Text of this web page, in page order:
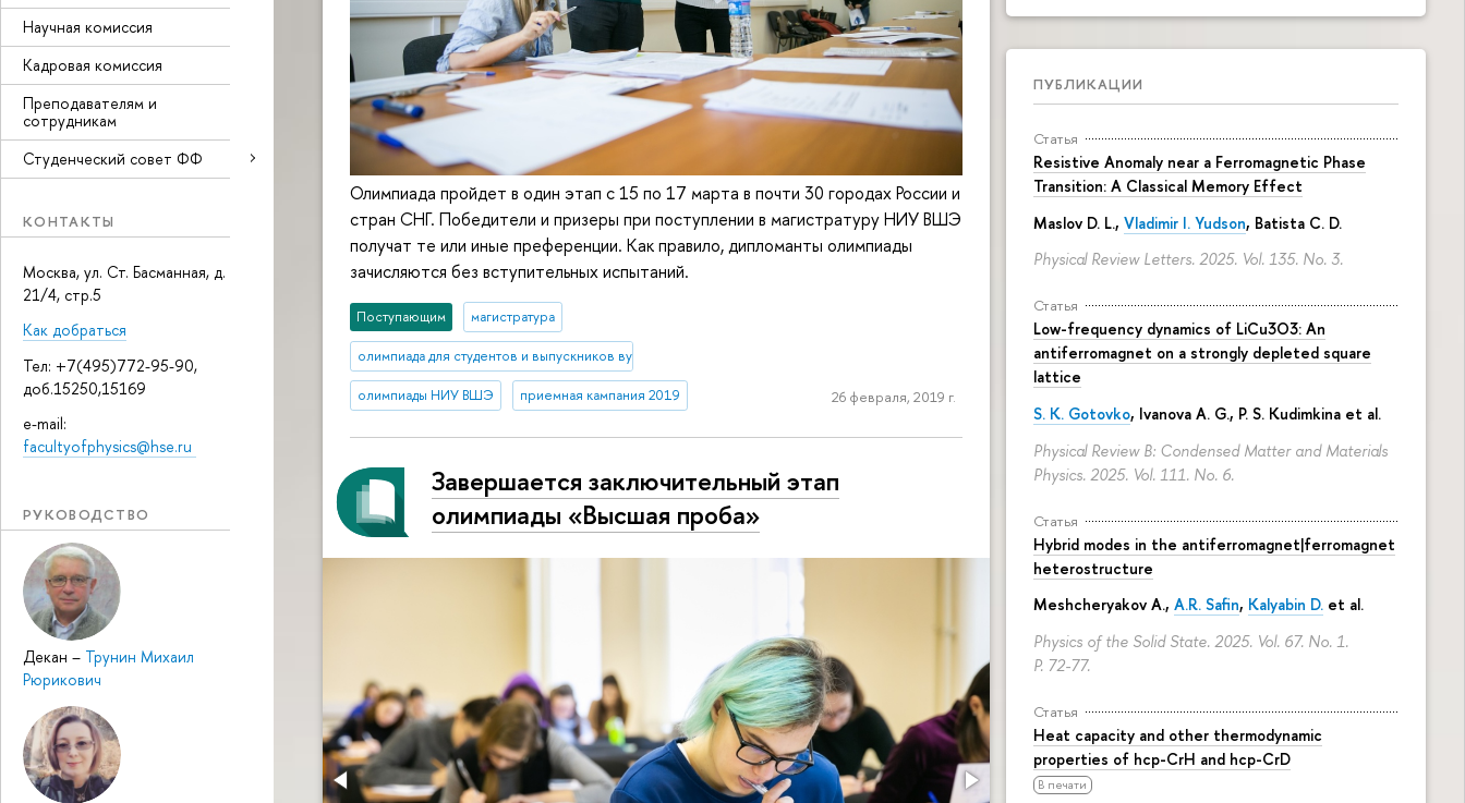
Научная комиссия
Кадровая комиссия
Преподавателям и
сотрудникам
Студенческий совет ФФ
КОНТАКТЫ
Москва, ул. Ст. Басманная, д.
21/4, стр.5
Как добраться
Тел: +7(495)772-95-90,
доб.15250,15169
e-mail:
facultyofphysics@hse.ru
РУКОВОДСТВО
Декан – Трунин Михаил
Рюрикович
ПУБЛИКАЦИИ
Статья
Resistive Anomaly near a Ferromagnetic Phase
Transition: A Classical Memory Effect
Maslov D. L., Vladimir I. Yudson, Batista C. D.
Physical Review Letters. 2025. Vol. 135. No. 3.
Статья
Low-frequency dynamics of LiCu3⁢O3: An
antiferromagnet on a strongly depleted square
lattice
S. K. Gotovko, Ivanova A. G., P. S. Kudimkina et al.
Physical Review B: Condensed Matter and Materials
Physics. 2025. Vol. 111. No. 6.
Статья
Hybrid modes in the antiferromagnet|ferromagnet
heterostructure
Meshcheryakov A., A.R. Safin, Kalyabin D. et al.
Physics of the Solid State. 2025. Vol. 67. No. 1.
P. 72-77.
Статья
Heat capacity and other thermodynamic
properties of hcp-CrH and hcp-CrD
В печати
Олимпиада пройдет в один этап с 15 по 17 марта в почти 30 городах России и
стран СНГ. Победители и призеры при поступлении в магистратуру НИУ ВШЭ
получат те или иные преференции. Как правило, дипломанты олимпиады
зачисляются без вступительных испытаний.
Поступающим магистратура
олимпиада для студентов и выпускников вузов
олимпиады НИУ ВШЭ приемная кампания 2019 26 февраля, 2019 г.
Завершается заключительный этап
олимпиады «Высшая проба»